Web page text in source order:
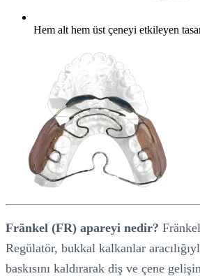
Hem alt hem üst çeneyi etkileyen
Fränkel (FR) apareyi nedir?
Regülatör, bukkal kalkanlar
baskısını kaldırarak diş ve çene